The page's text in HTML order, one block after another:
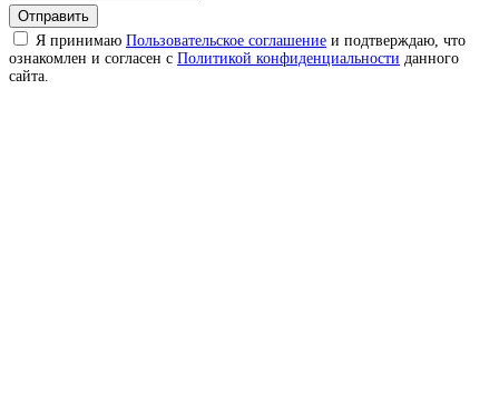
Отправить
Я принимаю Пользовательское соглашение и подтверждаю, что
ознакомлен и согласен с Политикой конфиденциальности данного
сайта.